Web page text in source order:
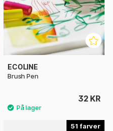
ECOLINE
Brush Pen
32 KR
51